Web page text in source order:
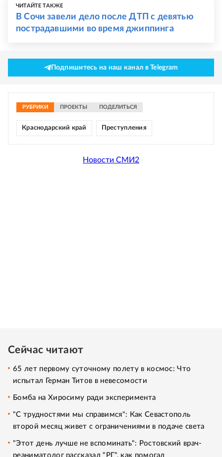
ЧИТАЙТЕ ТАКЖЕ
В Сочи завели дело после ДТП с девятью
пострадавшими во время джиппинга
Подпишитесь на наш канал в Telegram
РУБРИКИ ПРОЕКТЫ ПОДЕЛИТЬСЯ
Краснодарский край Преступления
Новости СМИ2
Сейчас читают
65 лет первому суточному полету в космос: Что
испытал Герман Титов в невесомости
Бомба на Хиросиму ради эксперимента
"С трудностями мы справимся": Как Севастополь
второй месяц живет с ограничениями в подаче света
"Этот день лучше не вспоминать": Ростовский врач-
реаниматолог рассказал "РГ", как помогал